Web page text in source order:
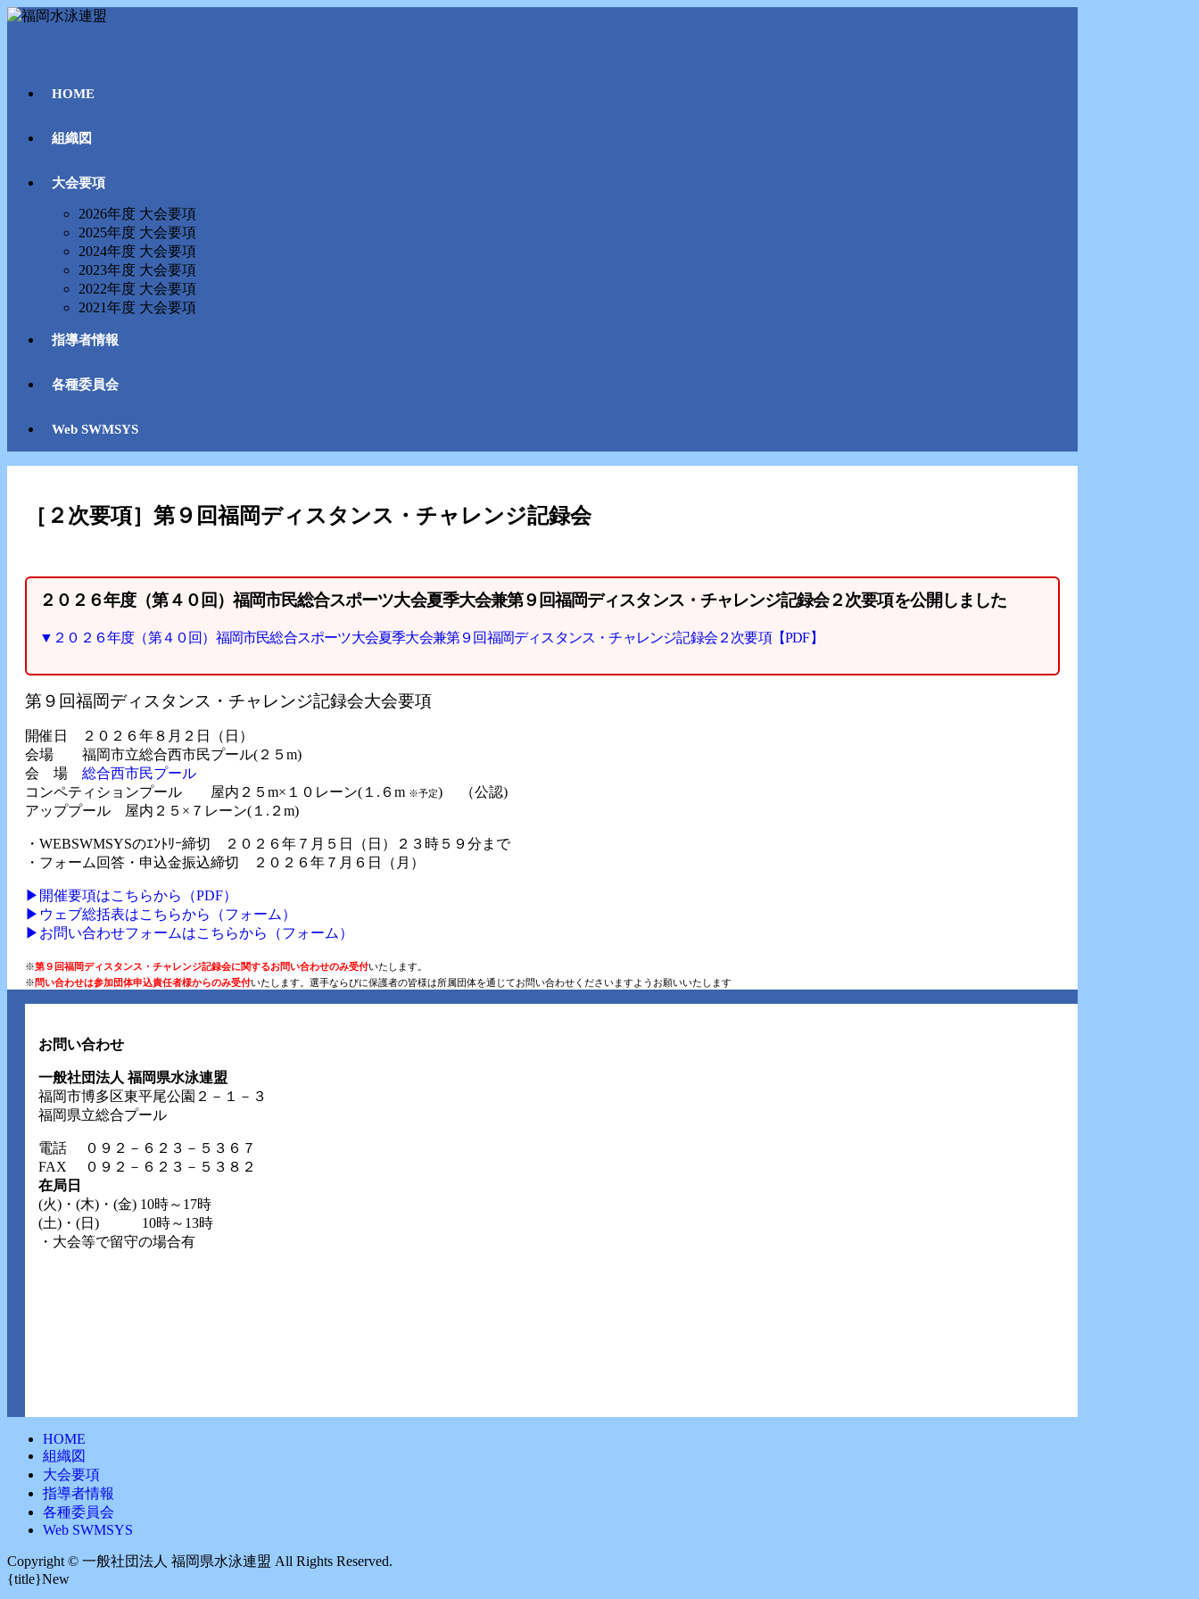
コ
HOME
組織図
大会要項
2026年度 大会要項
2025年度 大会要項
2024年度 大会要項
2023年度 大会要項
2022年度 大会要項
2021年度 大会要項
指導者情報
各種委員会
Web SWMSYS
［２次要項］第９回福岡ディスタンス・チャレンジ記録会
２０２６年度（第４０回）福岡市民総合スポーツ大会夏季大会兼第９回福岡ディスタンス・チャレンジ記録会２次要項を公開しました
▼２０２６年度（第４０回）福岡市民総合スポーツ大会夏季大会兼第９回福岡ディスタンス・チャレンジ記録会２次要項【PDF】
第９回福岡ディスタンス・チャレンジ記録会大会要項
開催日 ２０２６年８月２日（日）
会場 福岡市立総合西市民プール(２５m)
会 場 総合西市民プール
コンペティションプール 屋内２５m×１０レーン(１.６m ※予定) （公認)
アッププール 屋内２５×７レーン(１.２m)
・WEBSWMSYSのｴﾝﾄﾘｰ締切 ２０２６年７月５日（日）２３時５９分まで
・フォーム回答・申込金振込締切 ２０２６年７月６日（月）
▶︎開催要項はこちらから（PDF）
▶︎ウェブ総括表はこちらから（フォーム）
▶︎お問い合わせフォームはこちらから（フォーム）
※第９回福岡ディスタンス・チャレンジ記録会に関するお問い合わせのみ受付いたします。
※ 問い合わせは参加団体申込責任者様からのみ受付いたします。選手ならびに保護者の皆様は所属団体を通じてお問い合わせくださいますようお願いいたします
お問い合わせ
一般社団法人 福岡県水泳連盟
福岡市博多区東平尾公園２－１－３
福岡県立総合プール
電話
０９２－６２３－５３６７
FAX ０９２－６２３－５３８２
在局日
(火)・(木)・(金) 10時～17時
(土)・(日) 10時～13時
・大会等で留守の場合有
HOME
組織図
大会要項
指導者情報
各種委員会
Web SWMSYS
Copyright ©︎ 一般社団法人 福岡県水泳連盟 All Rights Reserved.
{title}New